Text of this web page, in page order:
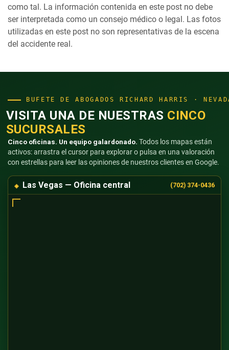
como tal. La información contenida en este post no debe
ser interpretada como un consejo médico o legal. Las fotos
utilizadas en este post no son representativas de la escena
del accidente real.
BUFETE DE ABOGADOS RICHARD HARRIS ·
VISITA UNA DE NUESTRAS CINCO
SUCURSALES
Cinco oficinas. Un equipo galardonado. Todos los mapas están
activos: arrastra el cursor para explorar o pulsa en una valoración
con estrellas para leer las opiniones de nuestros clientes en Google.
Las Vegas — Oficina central (702) 374-0436